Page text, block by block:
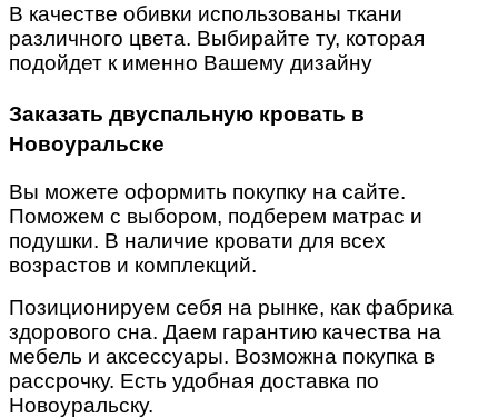
В качестве обивки использованы ткани
различного цвета. Выбирайте ту, которая
подойдет к именно Вашему дизайну
Заказать двуспальную кровать в
Новоуральске
Вы можете оформить покупку на сайте.
Поможем с выбором, подберем матрас и
подушки. В наличие кровати для всех
возрастов и комплекций.
Позиционируем себя на рынке, как фабрика
здорового сна. Даем гарантию качества на
мебель и аксессуары. Возможна покупка в
рассрочку. Есть удобная доставка по
Новоуральску.